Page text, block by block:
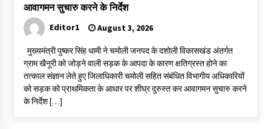
आवागमन सुचारु करने के निर्देश
Editor1 August 3, 2026
मुख्यमंत्री पुष्कर सिंह धामी ने चमोली जनपद के दशोली विकासखंड अंतर्गत
ग्राम खैनूरी को जोड़ने वाली सड़क के आपदा के कारण क्षतिग्रस्त होने का
तत्काल संज्ञान लेते हुए जिलाधिकारी चमोली सहित संबंधित विभागीय अधिकारियों
को सड़क को प्राथमिकता के आधार पर शीघ्र दुरुस्त कर आवागमन सुचारु करने
के निर्देश […]